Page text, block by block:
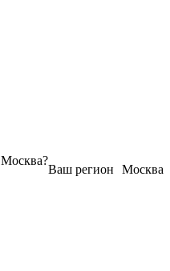
Москва
Ваш регион
Москва?